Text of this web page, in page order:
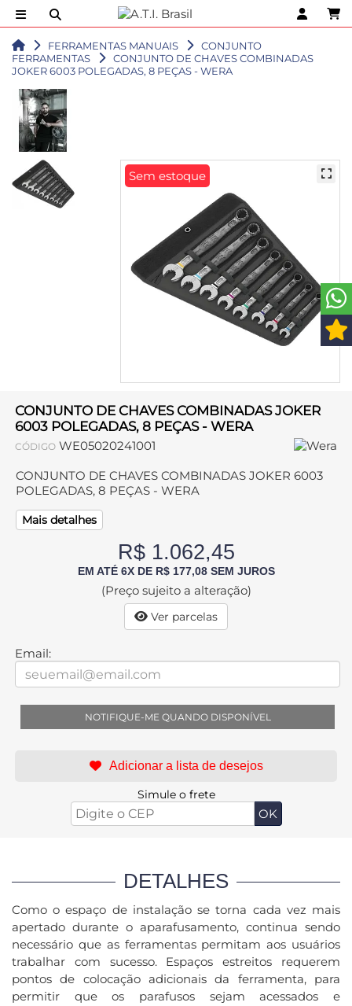
FERRAMENTAS MANUAIS
CONJUNTO
FERRAMENTAS
CONJUNTO DE CHAVES COMBINADAS
JOKER 6003 POLEGADAS, 8 PEÇAS - WERA
Sem estoque
CONJUNTO DE CHAVES COMBINADAS JOKER
6003 POLEGADAS, 8 PEÇAS - WERA
CÓDIGO WE05020241001
CONJUNTO DE CHAVES COMBINADAS JOKER 6003
POLEGADAS, 8 PEÇAS - WERA
Mais detalhes
R$ 1.062,45
EM ATÉ 6X DE R$ 177,08 SEM JUROS
(Preço sujeito a alteração)
Ver parcelas
Email:
NOTIFIQUE-ME QUANDO DISPONÍVEL
Simule o frete
DETALHES
Como o espaço de instalação se torna cada vez mais
apertado durante o aparafusamento, continua sendo
necessário que as ferramentas permitam aos usuários
trabalhar com sucesso. Espaços estreitos requerem
pontos de colocação adicionais da ferramenta, para
permitir que os parafusos sejam acessados ​​e